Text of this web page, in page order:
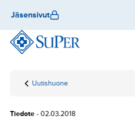
sisältöön
Jäsensivut
Etusivu
Uutishuone
Pohjoismainen
vanhustenhoito
Tiedote - 02.03.2018